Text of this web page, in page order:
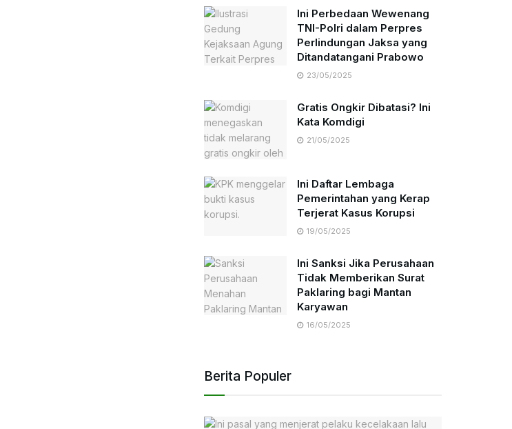
Ini Perbedaan Wewenang
TNI-Polri dalam Perpres
Perlindungan Jaksa yang
Ditandatangani Prabowo
23/05/2025
Gratis Ongkir Dibatasi? Ini
Kata Komdigi
21/05/2025
Ini Daftar Lembaga
Pemerintahan yang Kerap
Terjerat Kasus Korupsi
19/05/2025
Ini Sanksi Jika Perusahaan
Tidak Memberikan Surat
Paklaring bagi Mantan
Karyawan
16/05/2025
Berita Populer